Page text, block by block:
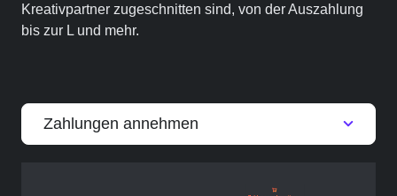
Kreativpartner zugeschnitten sind, von der Auszahlung
bis zur L und mehr.
Zahlungen annehmen